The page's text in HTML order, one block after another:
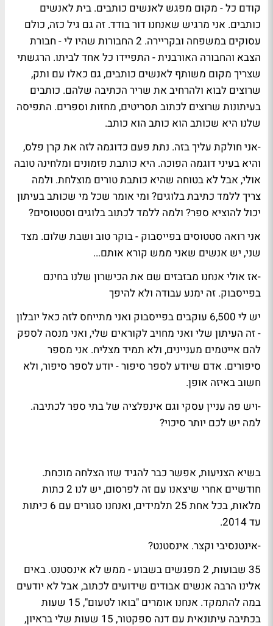
קודם כל - מקום מפגש לאנשים כותבים. בית לאנשים
כותבים. אני מרגיש שאנחנו דור בודד. זה גם גיל כזה, כולם
עסוקים במשפחה ובקריירה. 2 החבורות שהיו לי - חבורת
הצבא והחבורה האורבנית - התפיידו כל אחד לביתו. הרגשתי
שצריך מקום משותף לאנשים כותבים, גם כאלו עם ותק,
שרוצים לבוא ולהרחיב את שריר הכתיבה שלהם. כותבים
בעיתונות שרוצים לכתוב תסריטים, מחזות וספרים. התפיסה
שלנו היא שכותב הוא כותב הוא כותב.
-אני חולקת עליך בזה. נתת פעם כדוגמה לזה את קרן פלס,
והיא בעיני דוגמה הפוכה. היא כותבת פזמונים ומלחינה טובה
אולי, אבל לא בטוחה שהיא כותבת טורים מוצלחת. ולמה
צריך ללמד כתיבת בלוגים? ומי אומר שכל מי שכותב בעיתון
יכול להוציא ספר? ולמה ללמד לכתוב בלוגים וסטטוסים?
אני רואה סטטוסים בפייסבוק - בוקר טוב ושבת שלום. מצד
שני, יש אנשים שאני ממש קורא אותם...
-אז אולי אנחנו מבזבזים שם את הכישרון שלנו בחינם
בפייסבוק. זה ימנע עבודה ולא להיפך
יש לי 6,500 עוקבים בפייסבוק ואני מתייחס לזה כאל יובלון
- זה העיתון שלי ואני מחויב לקוראים שלי, ואני מנסה לספק
להם אייטמים מעניינים, ולא תמיד מצליח. אני מספר
סיפורים. אדם שיודע לספר סיפור - יודע לספר סיפור, ולא
חשוב באיזה אופן.
-ויש פה עניין עסקי וגם אינפלציה של בתי ספר לכתיבה.
למה יש לכם יותר סיכוי?
בשיא הצניעות, אפשר כבר להגיד שזו הצלחה מוכחת.
חודשיים אחרי שיצאנו עם זה לפרסום, יש לנו 2 כתות
מלאות, בכל אחת 25 תלמידים, ואנחנו סגורים עם 6 כיתות
עד 2014.
-אינטנסיבי וקצר. אינסטנט?
35 שבועות, 2 מפגשים בשבוע - ממש לא אינסטנט. באים
אלינו הרבה אנשים אבודים שידועים לכתוב, אבל לא יודעים
במה להתמקד. אנחנו אומרים "בואו לטעום", 15 שעות
בכתיבה עיתונאית עם דנה ספקטור, 15 שעות שלי בראיון,